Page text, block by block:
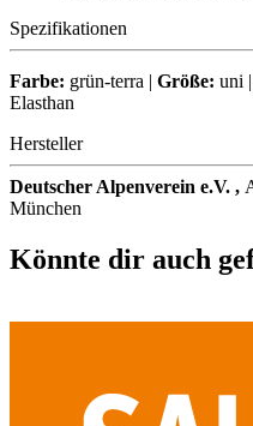
Spezifikationen
Farbe: grün-terra | Größe: uni |
Elasthan
Hersteller
Deutscher Alpenverein e.V. ,
München
Könnte dir auch